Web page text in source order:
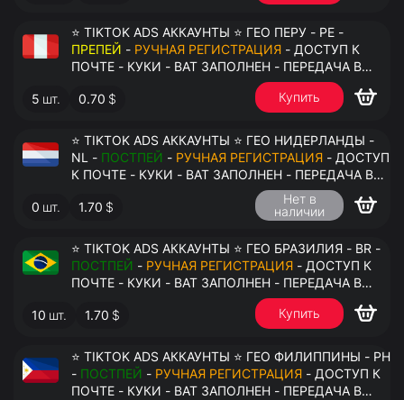
⭐ TIKTOK ADS АККАУНТЫ ⭐ ГЕО ПЕРУ - PE -
ПРЕПЕЙ - РУЧНАЯ РЕГИСТРАЦИЯ - ДОСТУП К
ПОЧТЕ - КУКИ - ВАТ ЗАПОЛНЕН - ПЕРЕДАЧА В
5 шт. 0.70 $ Купить
⭐ TIKTOK ADS АККАУНТЫ ⭐ ГЕО НИДЕРЛАНДЫ -
NL - ПОСТПЕЙ - РУЧНАЯ РЕГИСТРАЦИЯ - ДОСТУП
К ПОЧТЕ - КУКИ - ВАТ ЗАПОЛНЕН - ПЕРЕДАЧА В
0 шт. 1.70 $
Нет в
наличии
⭐ TIKTOK ADS АККАУНТЫ ⭐ ГЕО БРАЗИЛИЯ - BR -
ПОСТПЕЙ - РУЧНАЯ РЕГИСТРАЦИЯ - ДОСТУП К
ПОЧТЕ - КУКИ - ВАТ ЗАПОЛНЕН - ПЕРЕДАЧА В
10 шт. 1.70 $ Купить
⭐ TIKTOK ADS АККАУНТЫ ⭐ ГЕО ФИЛИППИНЫ - PH
- ПОСТПЕЙ - РУЧНАЯ РЕГИСТРАЦИЯ - ДОСТУП К
ПОЧТЕ - КУКИ - ВАТ ЗАПОЛНЕН - ПЕРЕДАЧА В